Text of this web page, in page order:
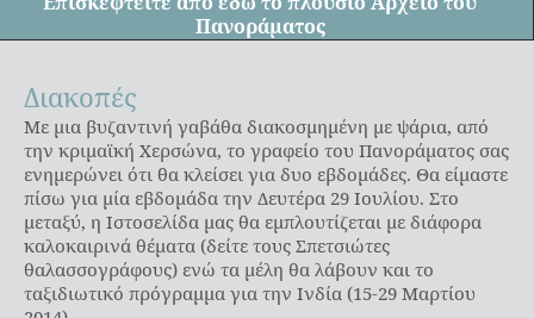
Πανοράματος
Διακοπές
Με μια βυζαντινή γαβάθα διακοσμημένη με ψάρια, από
την κριμαϊκή Χερσώνα, το γραφείο του Πανοράματος σας
ενημερώνει ότι θα κλείσει για δυο εβδομάδες. Θα είμαστε
πίσω για μία εβδομάδα την Δευτέρα 29 Ιουλίου. Στο
μεταξύ, η Ιστοσελίδα μας θα εμπλουτίζεται με διάφορα
καλοκαιρινά θέματα (δείτε τους Σπετσιώτες
θαλασσογράφους) ενώ τα μέλη θα λάβουν και το
ταξιδιωτικό πρόγραμμα για την Ινδία (15-29 Μαρτίου